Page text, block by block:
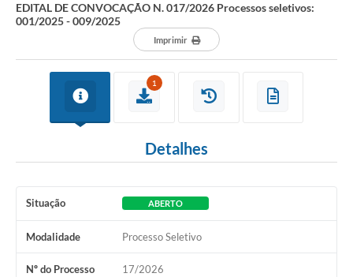
Arquivos para Download
Audiências Públicas
Projetos
Contas Públicas
Links
EDITAL DE CONVOCAÇÃO N. 017/2026 Processos seletivos:
001/2025 - 009/2025
Imprimir
1
Detalhes
Situação ABERTO
Modalidade Processo Seletivo
Nº do Processo 17/2026